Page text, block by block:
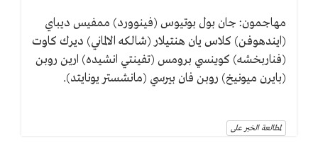
مهاجمون: جان بول بوتيوس (فينوورد) ممفيس ديباي
(ايندهوفن) كلاس يان هنتيلار (شالكه الالماني) ديرك كاوت
(فناربخشه) كوينسي برومس (تفينتي انشيده) ارين روبن
(بايرن ميونيخ) روبن فان بيرسي (مانشستر يونايتد).
لمطالعة الخبر على